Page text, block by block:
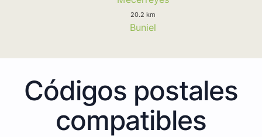
20.2 km
Buniel
Códigos postales
compatibles